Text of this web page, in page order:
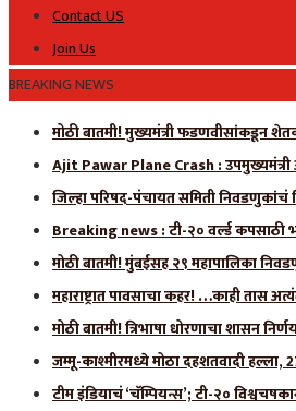
Contact US
Join Us
BREAKING NEWS
मोठी बातमी! मुख्यमंत्री फडणवीसांकडून
Ajit Pawar Plane Crash : उपमुख्यमंत्री
जिल्हा परिषद-पंचायत समिती निवडणुकांचं
Breaking news : टी-२० वर्ल्ड कपसाठी
मोठी बातमी! मुंबईसह २९ महापालिका
महाराष्ट्रात पावसाचा कहर! …काही तास
मोठी बातमी! त्रिभाषा धोरणाचा शासन
जम्मू-काश्मीरमध्ये मोठा दहशतवादी हल्ला,
टीम इंडियाचं ‘चॅम्पियन्स’; टी-२०